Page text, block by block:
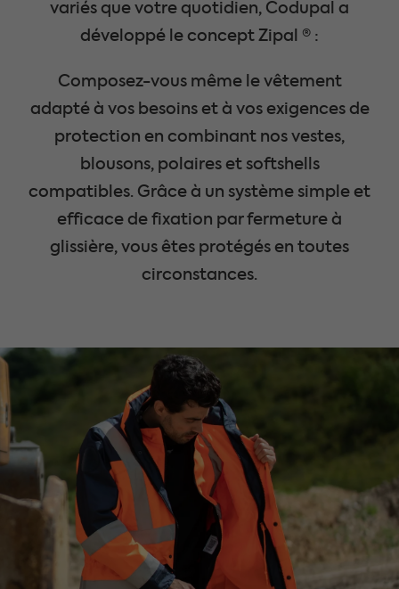
variés que votre quotidien, Codupal a
développé le concept Zipal ® :
Composez-vous même le vêtement
adapté à vos besoins et à vos exigences de
protection en combinant nos vestes,
blousons, polaires et softshells
compatibles. Grâce à un système simple et
efficace de fixation par fermeture à
glissière, vous êtes protégés en toutes
circonstances.